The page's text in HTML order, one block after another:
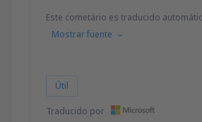
Este cometário es traducido
Mostrar fuente
Útil
Traducido por